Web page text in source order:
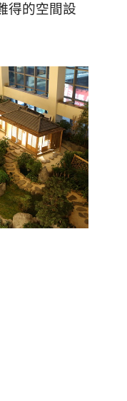
得的空間設